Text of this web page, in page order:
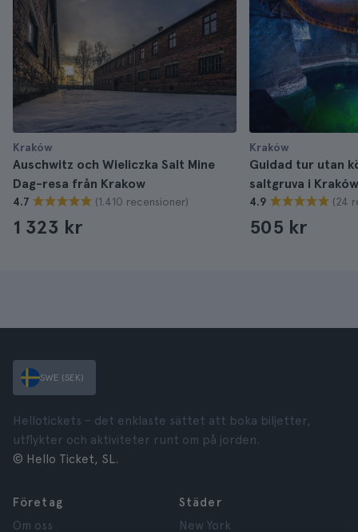
Kraków
Auschwitz och Wieliczka Salt Mine
Dag-resa från Krakow
4.7 (1.410 recensioner)
1 323 kr
Kraków
Guidad tur utan
saltgruva i Kraków
4.9 (24
505 kr
SWE (SEK)
Hellotickets – det enklaste sättet att boka biljetter,
utflykter och aktiviteter runt om på jorden.
© Hello Ticket, SL.
Företag
Om oss
Städer
New York